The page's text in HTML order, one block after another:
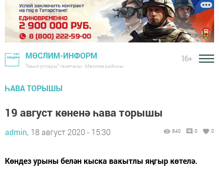
МӨСЛИМ-ИНФОРМ
"Авыл утлары" газетасы - Мөслим районы
16+
ҺАВА ТОРЫШЫ
19 август көненә һава торышы
admin, 18 август 2020 - 15:30 840 0 0
Көндез урыны белән кыска вакытлы яңгыр көтелә.